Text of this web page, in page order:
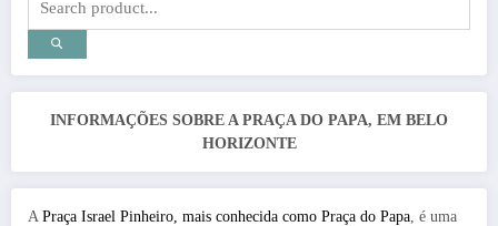
INFORMAÇÕES SOBRE A PRAÇA DO PAPA, EM BELO
HORIZONTE
A Praça Israel Pinheiro, mais conhecida como Praça do Papa , é uma